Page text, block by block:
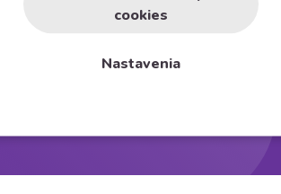
cookies
Nastavenia